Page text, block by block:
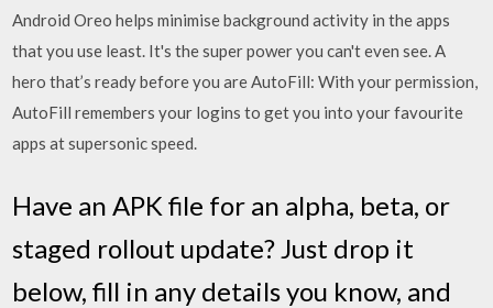
Android Oreo helps minimise background activity in the apps
that you use least. It's the super power you can't even see. A
hero that’s ready before you are AutoFill: With your permission,
AutoFill remembers your logins to get you into your favourite
apps at supersonic speed.
Have an APK file for an alpha, beta, or
staged rollout update? Just drop it
below, fill in any details you know, and